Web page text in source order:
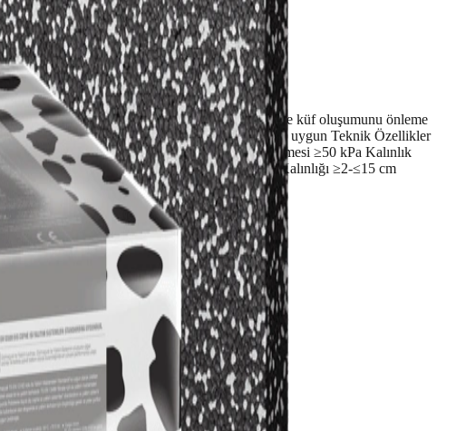
W/mK) Yüksek su buharı geçirgenliği ile rutubet ve küf oluşumunu önleme
13499 sistem, ETA (ETAG 004) standartlarına uygun Teknik Özellikler
≥100 kPa %10 Deformasyonda Basma Gerilmesi ≥50 kPa Kalınlık
-50/+75 °C Boyut (EnxBoy) 50x100 cm Levha Kalınlığı ≥2-≤15 cm